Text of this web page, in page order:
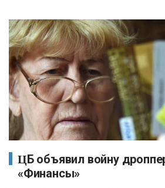
ЦБ объявил войну дропперам -
«Финансы»